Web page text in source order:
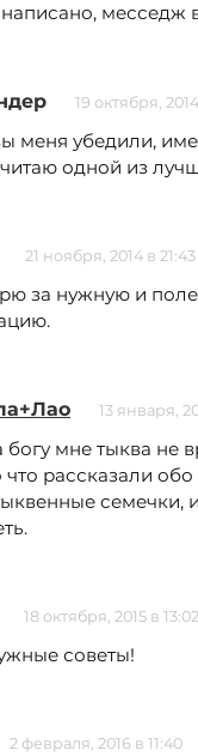
месседж
19 октября,
меня убедили,
одной из
21 ноября, 2014 в 21:43
за нужную и
13 января,
богу мне тыква не
рассказали
семечки,
18 октября, 2015 в 13:02
советы!
2 февраля, 2016 в 11:40